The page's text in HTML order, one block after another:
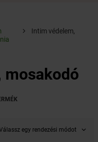
Intim védelem,
mosakodó
egy rendezési módot